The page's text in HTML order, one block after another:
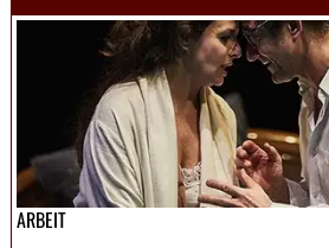
ARBEIT